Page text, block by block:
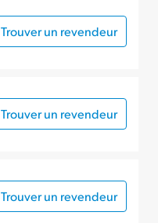
Trouver un revendeur
Trouver un revendeur
Trouver un revendeur